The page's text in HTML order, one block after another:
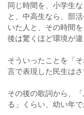
同じ時間を、小学生
と、中高生なら、部
いた人と、その時間
後は驚くほど環境が違
そういったことを「
言で表現した民生はさ
その後の歌詞から、
る」くらい、幼い年